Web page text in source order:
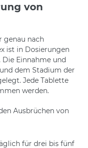
von
genau nach
ist in Dosierungen
Einnahme und
dem Stadium der
Jede Tablette
werden.
Ausbrüchen von
für drei bis fünf